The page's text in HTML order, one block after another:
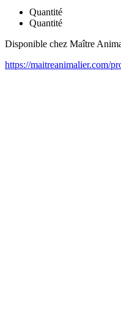
Quantité
Quantité
Disponible chez Maître
https://maitreanimalier.com/